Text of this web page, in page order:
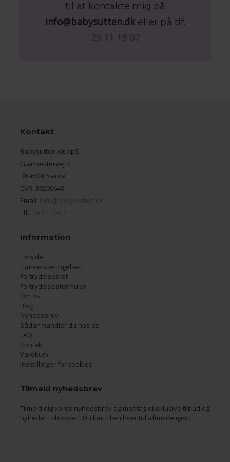
til at kontakte mig på
info@babysutten.dkeller på tlf.
29 11 19 07
Kontakt
Babysutten.dk ApS
Glarmestervej 7
DK-6800 Varde
CVR: 30209648
Email: info@babysutten.dk
Tlf.: 29 11 19 07
Information
Forside
Handelsbetingelser
Fortrydelsesret
Fortrydelsesformular
Om os
Blog
Nyhedsbrev
Sådan handler du hos os
FAQ
Kontakt
Varekurv
Indstillinger for cookies
Tilmeld nyhedsbrev
Tilmeld dig vores nyhedsbrev og modtag eksklusive tilbud og
nyheder i shoppen. Du kan til en hver tid afmelde igen.